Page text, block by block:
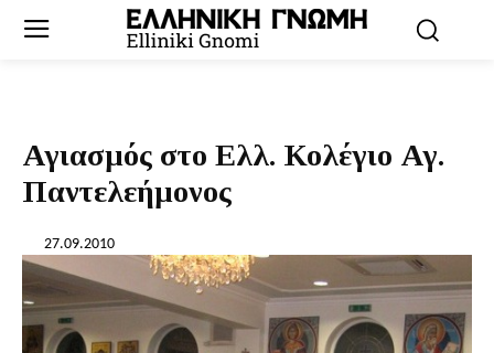
Αγιασμός στο Ελλ. Κολέγιο Αγ.
Παντελεήμονος
27.09.2010